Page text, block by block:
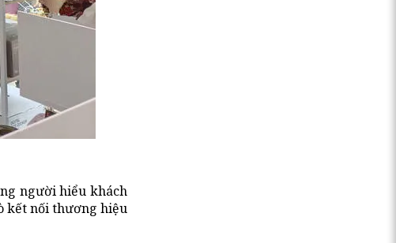
người hiểu khách
kết nối thương hiệu